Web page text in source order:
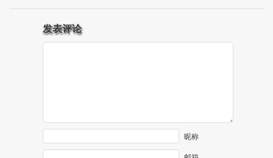
发表评论
昵称